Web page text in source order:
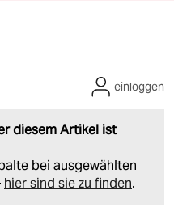
diesem Artikel ist
bei ausgewählten
hier sind sie zu finden.
einloggen